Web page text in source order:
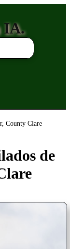
IA.
County Clare
de